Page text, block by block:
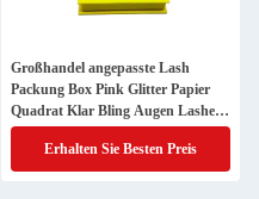
Großhandel angepasste Lash
Packung Box Pink Glitter Papier
Quadrat Klar Bling Augen Lashes
Lagerbox
Erhalten Sie Besten Preis